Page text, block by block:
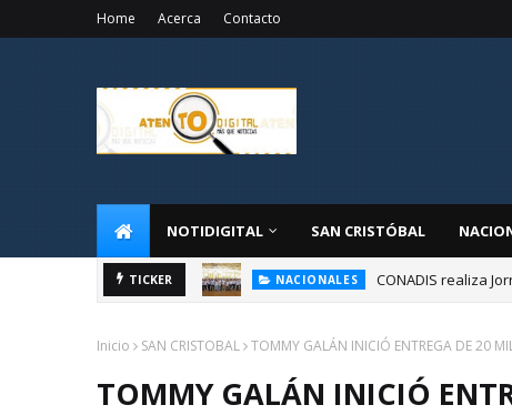
Home Acerca Contacto
NOTIDIGITAL SAN CRISTÓBAL
TICKER
NACIONALES CONADIS realiza
NACIONALES Administrador de
Inicio SAN CRISTOBAL TOMMY GALÁN INICIÓ ENTREGA DE 20
TOMMY GALÁN INICIÓ